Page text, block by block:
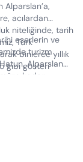
Alparslan’a,
acılardan
niteliğinde, tarih
Türk
binlerce yıllık
gibi gösteri
eserlerin ve
turizm
Alparslan
kadar
yeni